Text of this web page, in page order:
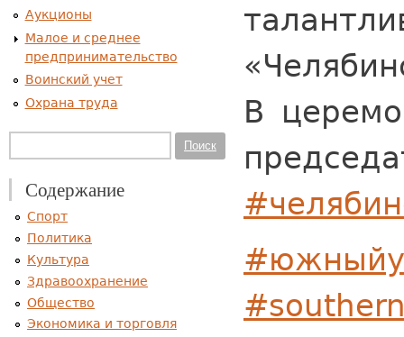
В
Аукционы
Малое и среднее
предпринимательство
Воинский учет
Охрана труда
Поиск
Содержание
Спорт
Политика
Культура
Здравоохранение
Общество
Экономика и торговля